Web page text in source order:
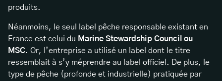
produits.
Néanmoins, le seul label pêche responsable existant en
France est celui du Marine Stewardship Council ou
MSC. Or, l’entreprise a utilisé un label dont le titre
ressemblait à s’y méprendre au label officiel. De plus, le
type de pêche (profonde et industrielle) pratiquée par